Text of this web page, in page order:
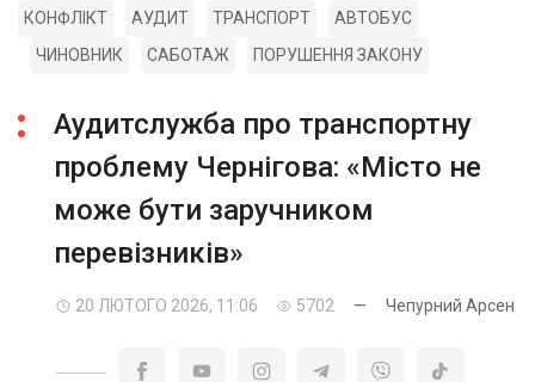
КОНФЛІКТ АУДИТ ТРАНСПОРТ
АВТОБУС
ЧИНОВНИК
САБОТАЖ ПОРУШЕННЯ ЗАКОНУ
Аудитслужба про транспортну
проблему Чернігова: «Місто не
може бути заручником
перевізників»
20 ЛЮТОГО 2026, 11:06 5702 — Чепурний Арсен